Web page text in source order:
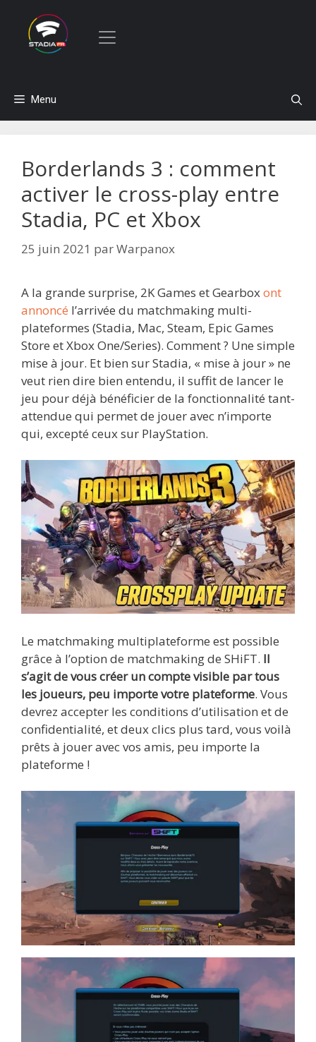
contenu
Menu
Borderlands 3 : comment
activer le cross-play entre
Stadia, PC et Xbox
25 juin 2021 parWarpanox
A la grande surprise, 2K Games et Gearbox ont
annoncé l’arrivée du matchmaking multi-
plateformes (Stadia, Mac, Steam, Epic Games
Store et Xbox One/Series). Comment ? Une simple
mise à jour. Et bien sur Stadia, « mise à jour » ne
veut rien dire bien entendu, il suffit de lancer le
jeu pour déjà bénéficier de la fonctionnalité tant-
attendue qui permet de jouer avec n’importe
qui, excepté ceux sur PlayStation.
Le matchmaking multiplateforme est possible
grâce à l’option de matchmaking de SHiFT. Il
s’agit de vous créer un compte visible par tous
les joueurs, peu importe votre plateforme. Vous
devrez accepter les conditions d’utilisation et de
confidentialité, et deux clics plus tard, vous voilà
prêts à jouer avec vos amis, peu importe la
plateforme !